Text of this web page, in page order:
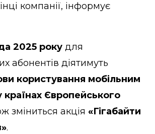
компанії, інформує
2025 року для
абонентів діятимуть
користування мобільним
країнах Європейського
зміниться акція «Гігабайти
.